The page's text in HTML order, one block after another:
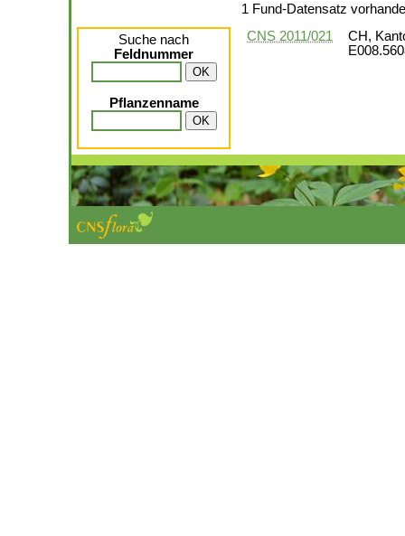
1 Fund-Datensatz
Suche nach
Feldnummer
Pflanzenname
CNS 2011/021
CH,